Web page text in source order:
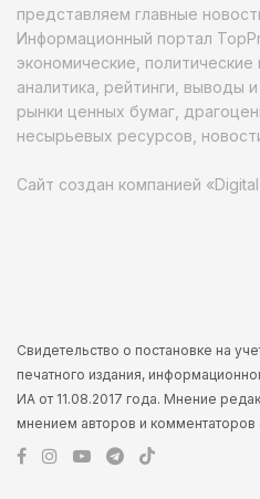
представляем главные
Информационный портал
экономические, политические
аналитика, рейтинги, выводы
рынки ценных бумаг,
несырьевых ресурсов,
Сайт создан компанией
Свидетельство о постановке на
печатного издания,
ИА от 11.08.2017 года. Мнение
мнением авторов и комментаторов